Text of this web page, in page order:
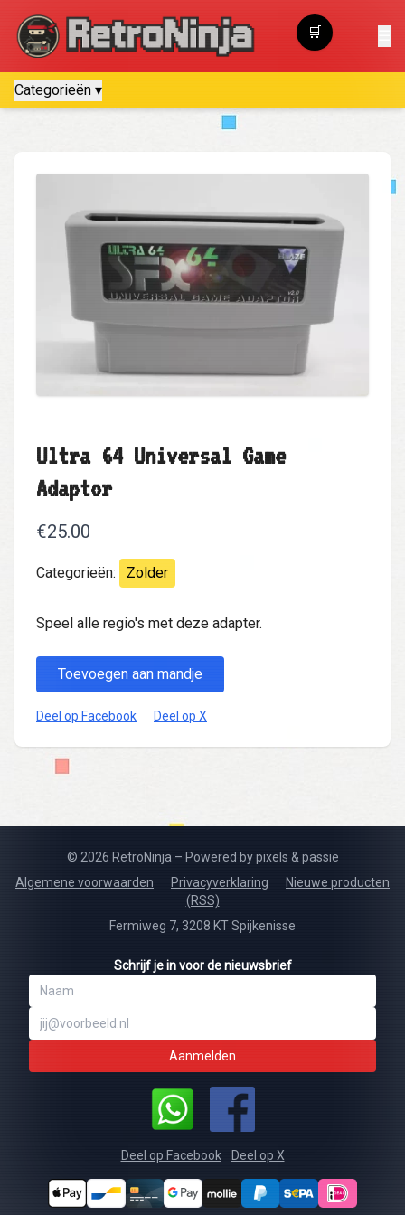
Categorieën ▾
🛒
Winkelwagen
Ultra 64 Universal Game
Adaptor
€25.00
Categorieën: Zolder
Speel alle regio's met deze adapter.
Toevoegen aan mandje
Deel op Facebook Deel op X
© 2026 RetroNinja – Powered by pixels & passie
Algemene voorwaarden
Privacyverklaring
Nieuwe producten
(RSS)
Fermiweg 7, 3208 KT Spijkenisse
Schrijf je in voor de nieuwsbrief
Aanmelden
Deel op Facebook Deel op X